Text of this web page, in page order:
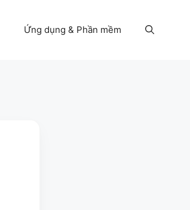
Ứng dụng & Phần mềm